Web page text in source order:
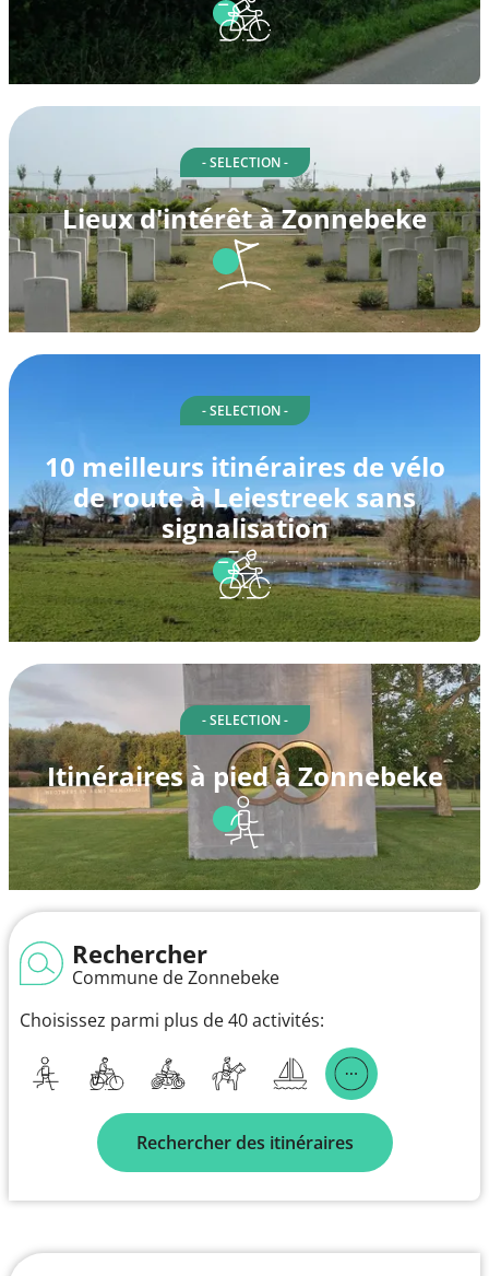
- SELECTION -
Lieux d'intérêt à Zonnebeke
- SELECTION -
10 meilleurs itinéraires de vélo
de route à Leiestreek sans
signalisation
- SELECTION -
Itinéraires à pied à Zonnebeke
Rechercher
Commune de Zonnebeke
Choisissez parmi plus de 40 activités:
Rechercher des itinéraires